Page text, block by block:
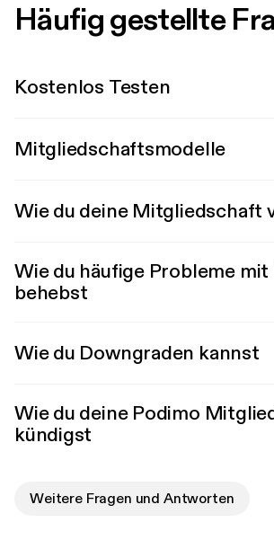
Häufig gestellte
Kostenlos Testen
Mitgliedschaftsmodelle
Wie du deine Mitgliedschaft
Wie du häufige Probleme mit
behebst
Wie du Downgraden kannst
Wie du deine Podimo
kündigst
Weitere Fragen und Antworten